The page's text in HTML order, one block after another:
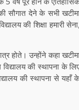
सौगात देने के सभी
की शिक्षा हमारी
होते। उन्होंने कहा
की स्थापना के
की स्थापना से यहाँ